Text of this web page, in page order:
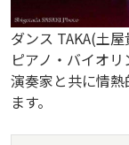
ダンス TAKA(土屋
ピアノ・バイオ
演奏家と共に情
ます。